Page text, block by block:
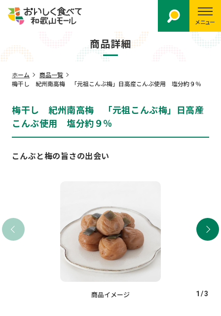
メニュー
商品詳細
ホーム
商品一覧
梅干し 紀州南高梅 「元祖こんぶ梅」日高産こんぶ使用 塩分約９％
梅干し 紀州南高梅 「元祖こんぶ梅」日高産
こんぶ使用 塩分約９％
こんぶと梅の旨さの出会い
商品イメージ 1 /3